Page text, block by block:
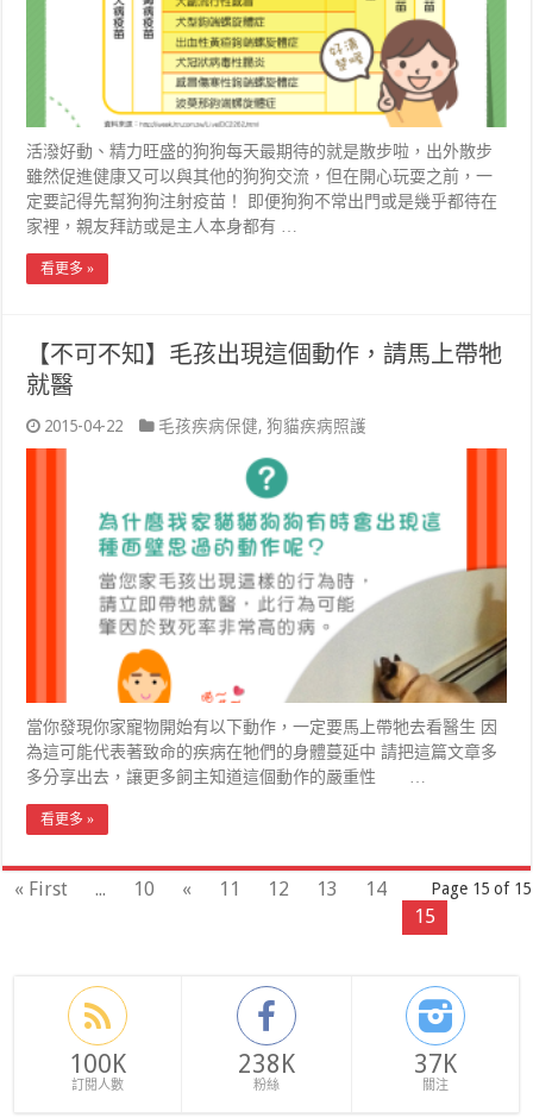
活潑好動、精力旺盛的狗狗每天最期待的就是散步啦，出外散步
雖然促進健康又可以與其他的狗狗交流，但在開心玩耍之前，一
定要記得先幫狗狗注射疫苗！ 即便狗狗不常出門或是幾乎都待在
家裡，親友拜訪或是主人本身都有 …
看更多 »
【不可不知】毛孩出現這個動作，請馬上帶牠
就醫
2015-04-22 毛孩疾病保健,狗貓疾病照護
當你發現你家寵物開始有以下動作，一定要馬上帶牠去看醫生 因
為這可能代表著致命的疾病在牠們的身體蔓延中 請把這篇文章多
多分享出去，讓更多飼主知道這個動作的嚴重性 …
看更多 »
Page 15 of 15
« First ... 10 « 11 12 13
14
15
100K
訂閱人數
238K
粉絲
37K
關注